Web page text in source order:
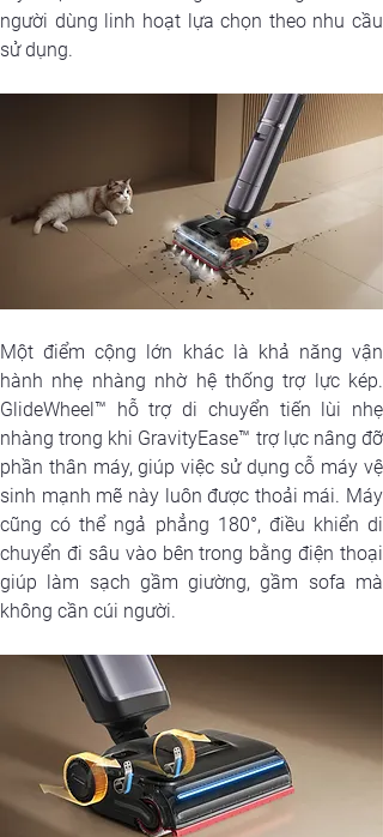
người dùng linh hoạt lựa chọn theo nhu cầu
sử dụng.
Một điểm cộng lớn khác là khả năng vận
hành nhẹ nhàng nhờ hệ thống trợ lực kép.
GlideWheel™ hỗ trợ di chuyển tiến lùi nhẹ
nhàng trong khi GravityEase™ trợ lực nâng đỡ
phần thân máy, giúp việc sử dụng cỗ máy vệ
sinh mạnh mẽ này luôn được thoải mái. Máy
cũng có thể ngả phẳng 180°, điều khiển di
chuyển đi sâu vào bên trong bằng điện thoại
giúp làm sạch gầm giường, gầm sofa mà
không cần cúi người.